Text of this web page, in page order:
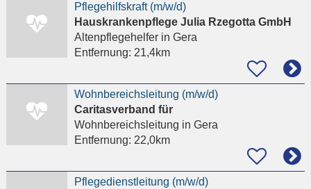
Pflegehilfskraft (m/w/d)
Hauskrankenpflege Julia Rzegotta GmbH
Altenpflegehelferin Gera
Entfernung: 21,4km
Wohnbereichsleitung (m/w/d)
Caritasverband für
Wohnbereichsleitung in Gera
Entfernung: 22,0km
Pflegedienstleitung (m/w/d)